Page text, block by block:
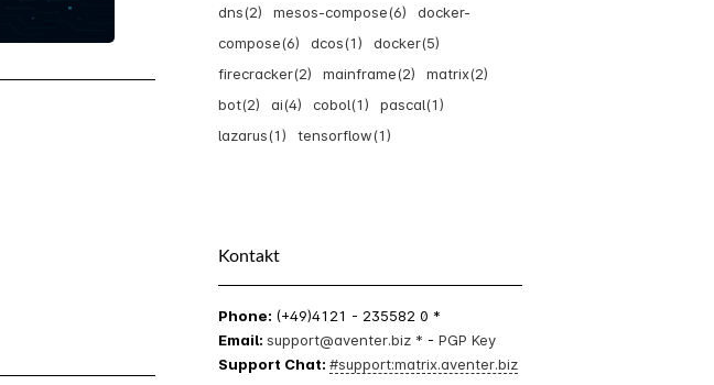
dns(2)
mesos-compose(6)
docker-
compose(6)
dcos(1)
docker(5)
firecracker(2)
mainframe(2)
matrix(2)
bot(2)
ai(4) cobol(1)
pascal(1)
lazarus(1)
tensorflow(1)
Kontakt
Phone: (+49)4121 - 235582 0 *
Email: support@aventer.biz * - PGP Key
Support Chat: #support:matrix.aventer.biz